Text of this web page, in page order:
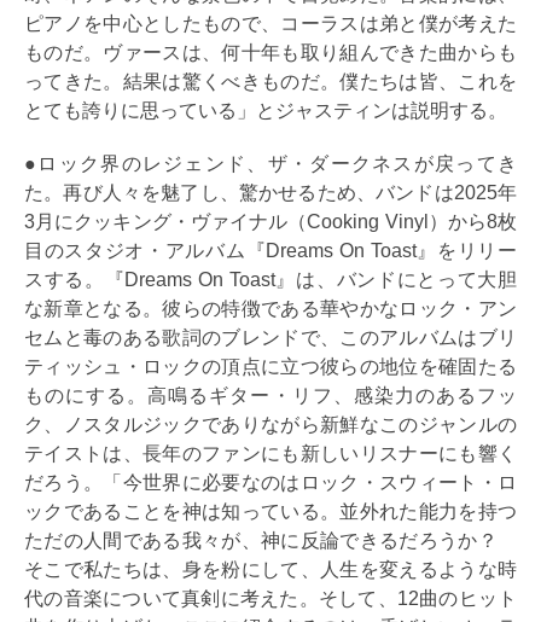
ピアノを中心としたもので、コーラスは弟と僕が考えた
ものだ。ヴァースは、何十年も取り組んできた曲からも
ってきた。結果は驚くべきものだ。僕たちは皆、これを
とても誇りに思っている」とジャスティンは説明する。
●ロック界のレジェンド、ザ・ダークネスが戻ってき
た。再び人々を魅了し、驚かせるため、バンドは2025年
3月にクッキング・ヴァイナル（Cooking Vinyl）から8枚
目のスタジオ・アルバム『Dreams On Toast』をリリー
スする。『Dreams On Toast』は、バンドにとって大胆
な新章となる。彼らの特徴である華やかなロック・アン
セムと毒のある歌詞のブレンドで、このアルバムはブリ
ティッシュ・ロックの頂点に立つ彼らの地位を確固たる
ものにする。高鳴るギター・リフ、感染力のあるフッ
ク、ノスタルジックでありながら新鮮なこのジャンルの
テイストは、長年のファンにも新しいリスナーにも響く
だろう。「今世界に必要なのはロック・スウィート・ロ
ックであることを神は知っている。並外れた能力を持つ
ただの人間である我々が、神に反論できるだろうか？
そこで私たちは、身を粉にして、人生を変えるような時
代の音楽について真剣に考えた。そして、12曲のヒット